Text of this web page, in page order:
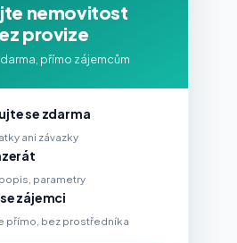
nemovitost
provize
přímo zájemcům
se zdarma
ani závazky
parametry
zájemci
přímo, bez prostředníka